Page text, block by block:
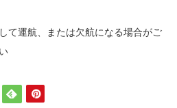
て運航、または欠航になる場合がご